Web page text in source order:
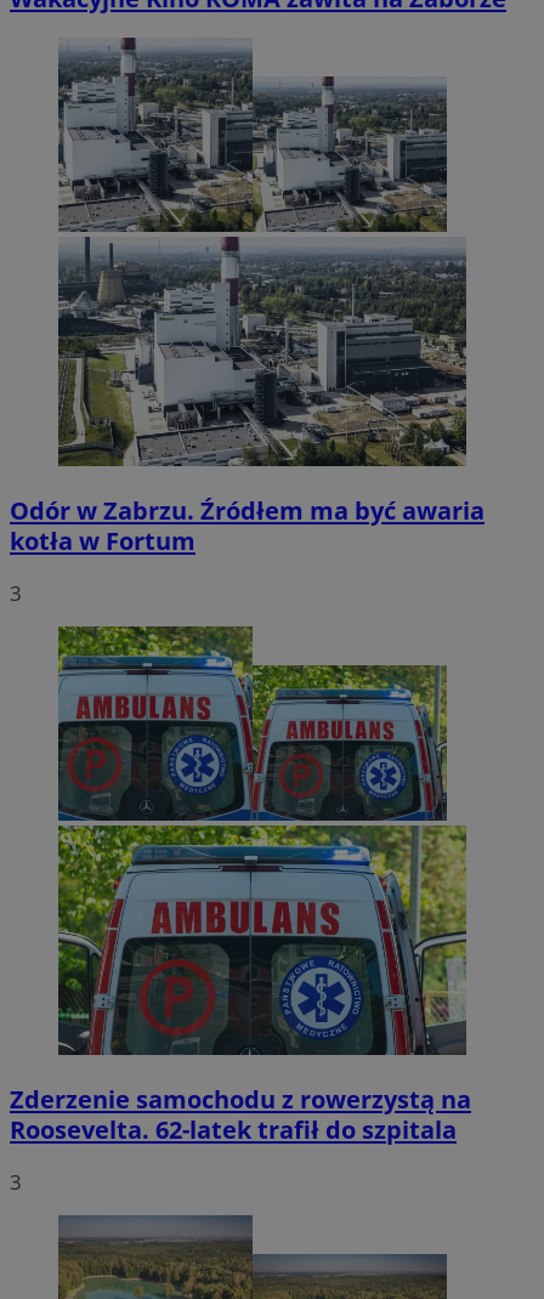
Odór w Zabrzu. Źródłem ma być awaria
kotła w Fortum
3
Zderzenie samochodu z rowerzystą na
Roosevelta. 62-latek trafił do szpitala
3